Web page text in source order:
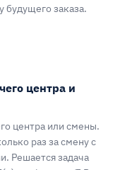
будущего заказа.
центра и
центра или смены.
раз за смену с
Решается задача